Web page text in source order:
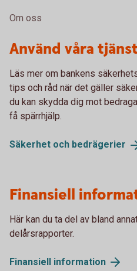
Om oss
Använd våra
Läs mer om bankens
tips och råd när det gäller
du kan skydda dig mot
få spärrhjälp.
Säkerhet och bedrägerier
Finansiell
Här kan du ta del av bland
delårsrapporter.
Finansiell information